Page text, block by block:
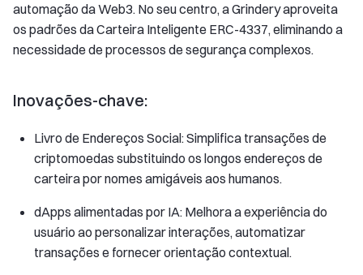
automação da Web3. No seu centro, a Grindery aproveita
os padrões da Carteira Inteligente ERC-4337, eliminando a
necessidade de processos de segurança complexos.
Inovações-chave:
Livro de Endereços Social: Simplifica transações de
criptomoedas substituindo os longos endereços de
carteira por nomes amigáveis ​​aos humanos.
dApps alimentadas por IA: Melhora a experiência do
usuário ao personalizar interações, automatizar
transações e fornecer orientação contextual.